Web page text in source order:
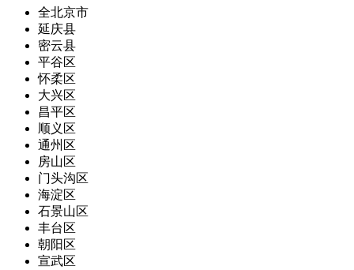
全北京市
延庆县
密云县
平谷区
怀柔区
大兴区
昌平区
顺义区
通州区
房山区
门头沟区
海淀区
石景山区
丰台区
朝阳区
宣武区